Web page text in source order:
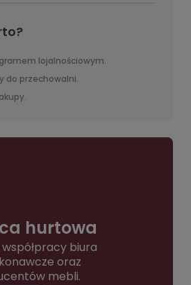
lojalnościowym.
do przechowalni.
hurtowa
biura
oraz
mebli.